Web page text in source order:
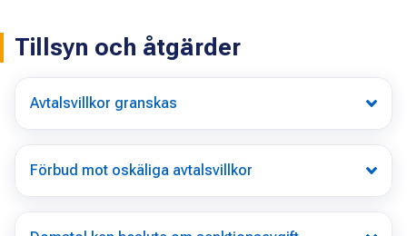
Tillsyn och åtgärder
Avtalsvillkor granskas
Förbud mot oskäliga avtalsvillkor